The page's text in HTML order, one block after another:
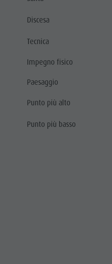
Discesa
Tecnica
Impegno fisico
Paesaggio
Punto più alto
Punto più basso